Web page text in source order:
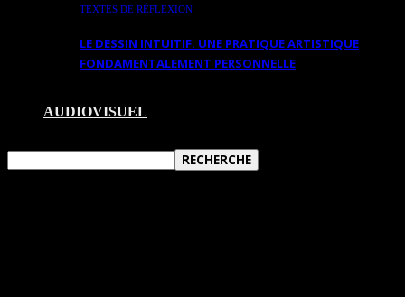
TEXTES DE RÉFLEXION
LE DESSIN INTUITIF. UNE PRATIQUE ARTISTIQUE
FONDAMENTALEMENT PERSONNELLE
AUDIOVISUEL